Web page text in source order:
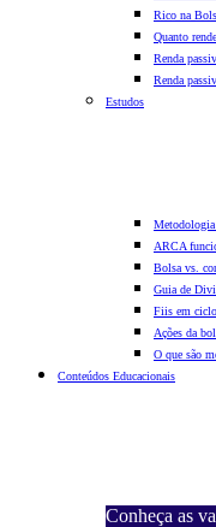
Rico na
Quanto
Renda
Renda
Estudos
ARCA
Bolsa vs.
Guia de
Fiis em
Ações da
O que são
Conteúdos Educacionais
Conheça as